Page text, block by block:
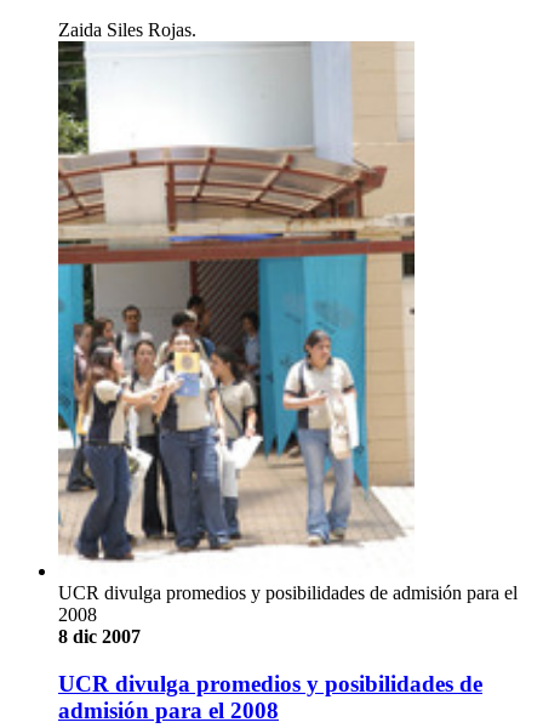
Zaida Siles Rojas.
UCR divulga promedios y posibilidades de admisión para el
2008
8 dic 2007
UCR divulga promedios y posibilidades de
admisión para el 2008